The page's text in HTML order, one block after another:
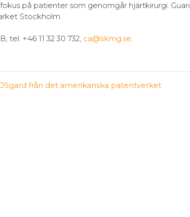
på patienter som genomgår hjärtkirurgi.
Stockholm.
tel. +46 11 32 30 732, ca@skmg.se.
från det amerikanska patentverket